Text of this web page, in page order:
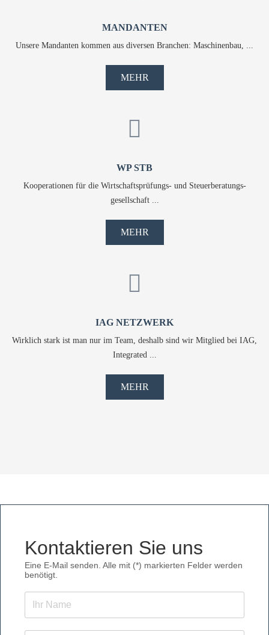
MANDANTEN
Unsere Mandanten kommen aus diversen Branchen: Maschinenbau, ...
MEHR
WP STB
Kooperationen für die Wirtschaftsprüfungs- und Steuerberatungs-
gesellschaft ...
MEHR
IAG NETZWERK
Wirklich stark ist man nur im Team, deshalb sind wir Mitglied bei IAG,
Integrated ...
MEHR
Kontaktieren Sie uns
Eine E-Mail senden. Alle mit (*) markierten Felder werden
benötigt.